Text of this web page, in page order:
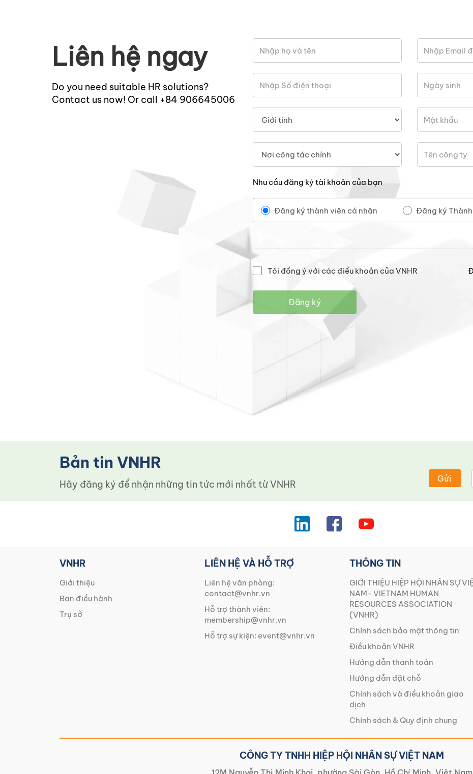
Liên hệ ngay
Do you need suitable HR solutions?
Contact us now! Or call +84 906645006
Nhu cầu đăng ký tài khoản của bạn
Đăng ký thành viên cá nhân Đăng ký
Tôi đồng ý với các điều khoản của VNHR
Đăng ký
Bản tin VNHR
Hãy đăng ký để nhận những tin tức mới nhất từ ​​VNHR Gửi
VNHR
Giới thiệu
Ban điều hành
Trụ sở
LIÊN HỆ VÀ HỖ TRỢ
Liên hệ văn phòng:
contact@vnhr.vn
Hỗ trợ thành viên:
membership@vnhr.vn
Hỗ trợ sự kiện: event@vnhr.vn
THÔNG TIN
GIỚI THIỆU HIỆP HỘI NHÂN SỰ
NAM- VIETNAM HUMAN
RESOURCES ASSOCIATION
(VNHR)
Chính sách bảo mật thông tin
Điều khoản VNHR
Hướng dẫn thanh toán
Hướng dẫn đặt chỗ
Chính sách và điều khoản giao
dịch
Chính sách & Quy định chung
CÔNG TY TNHH HIỆP HỘI NHÂN SỰ VIỆT NAM